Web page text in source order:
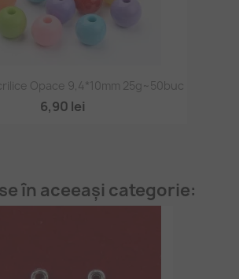
Opace 9,4*10mm 25g~50buc
6,90 lei
în aceeași categorie: